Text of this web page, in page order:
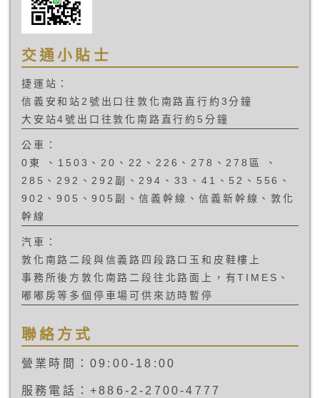
號後，透過網際
網路傳輸到酒店
機房，然後再透
過客房的
IPTV（網路協定
Protocol
Television，現
多數電視機上盒
屬於此）來收
看。此案業經台
北地檢署三度認
為罪證不足而做
出不起訴處分，
而近日經高檢署
再議，認定莊秀
石以「公開播
送」方式侵權，
究竟是甚麼因素
推翻了數次的不
起訴處分呢？我
們也許能從「公
確立來窺知一
二：
嗎？以下簡析
「網路代購」是
否不適用「鑑賞
交通小貼士
捷運站：
信義安和站2號出口往敦化南路直行約3分鐘
大安站4號出口往敦化南路直行約5分鐘
公車：
0東 、1503、20、22、226、278、278區 、
285、292、292副、294、33、41、52、556、
902、905、905副、信義幹線、信義新幹線、敦化
幹線
汽車：
敦化南路二段與信義路四段路口玉和皮鞋樓上
事務所後方敦化南路二段往北路面上，有TIMES、
嘟嘟房等多個停車場可供來訪時暫停
聯絡方式
營業時間：09:00-18:00
服務電話：+886-2-2700-4777